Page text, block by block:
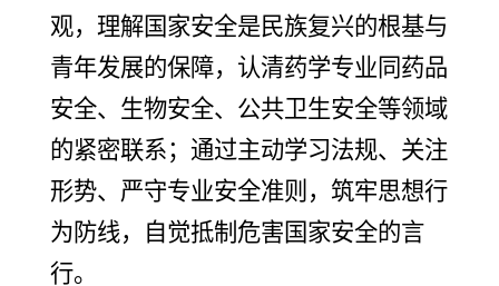
观，理解国家安全是民族复兴的根基与
青年发展的保障，认清药学专业同药品
安全、生物安全、公共卫生安全等领域
的紧密联系；通过主动学习法规、关注
形势、严守专业安全准则，筑牢思想行
为防线，自觉抵制危害国家安全的言
行。